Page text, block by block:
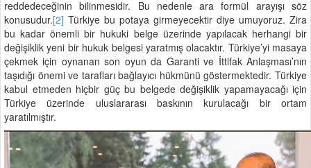
reddedeceğinin bilinmesidir. Bu nedenle ara formül arayışı söz
konusudur.[2] Türkiye bu potaya girmeyecektir diye umuyoruz. Zira
bu kadar önemli bir hukuki belge üzerinde yapılacak herhangi bir
değişiklik yeni bir hukuk belgesi yaratmış olacaktır. Türkiye’yi masaya
çekmek için oynanan son oyun da Garanti ve İttifak Anlaşması’nın
taşıdığı önemi ve tarafları bağlayıcı hükmünü göstermektedir. Türkiye
kabul etmeden hiçbir güç bu belgede değişiklik yapamayacağı için
Türkiye üzerinde uluslararası baskının kurulacağı bir ortam
yaratılmıştır.